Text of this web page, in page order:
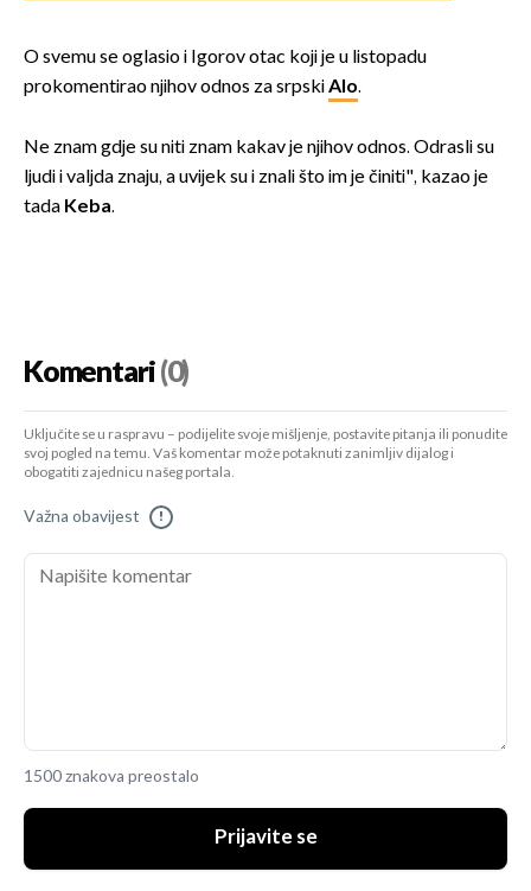
O svemu se oglasio i Igorov otac koji je u listopadu
prokomentirao njihov odnos za srpskiAlo.
Ne znam gdje su niti znam kakav je njihov odnos. Odrasli su
ljudi i valjda znaju, a uvijek su i znali što im je činiti", kazao je
tada Keba.
Komentari(0)
Uključite se u raspravu – podijelite svoje mišljenje, postavite pitanja ili ponudite
svoj pogled na temu. Vaš komentar može potaknuti zanimljiv dijalog i
obogatiti zajednicu našeg portala.
Važna obavijest !
1500 znakova preostalo
Prijavite se